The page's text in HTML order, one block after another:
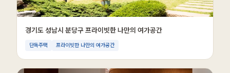
경기도 성남시 분당구 프라이빗한 나만의 여가공간
단독주택 프라이빗한 나만의 여가공간